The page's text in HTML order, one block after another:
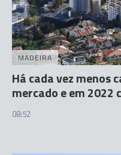
MADEIRA
Há cada vez menos
mercado e em 2022
08:52